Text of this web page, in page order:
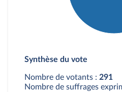
Contre : 9
Synthèse du vote
Nombre de votants : 291
Nombre de suffrages